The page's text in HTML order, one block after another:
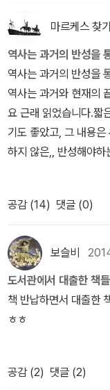
쪽1981년부터 한 교회
군이 너무 인간적으로
가 삭제되기도 했다.-
저히 자기 힘으로는 어
한 암흑 속에서 밤새도
사람노릇 못 하게 생긴
는 해결할 수 없다그래
라도 섭섭해하거나억
이 올 거라 믿고싸워주
금세 대답을 못했지요 -
나를 지금 이 순간의
음이, 전태일씨의 마음
다. 그가 바란 것은 큰
는 것이다. 일요일은 쉬
오늘 많은 사람들의 절규
눈물의 작은 새여뒤돌
걷다가사랑과 죽음이
눈보라 속으로 노래도
물 이제 곧 강물 되리
나는 눈물의 작은 새
서른 즈음에. 작사.작
처럼작기만한 내 기억
을 수 없네계절은 다
보낸 것도 아닌데내가
있는 사랑인줄 알았는
나매일 이별하며 살고
줄 알았는데비어가는
시 돌아오지만떠나간
가 떠나온 것도 아닌데
는데또 하루 멀어져 간
마르케스 찾기
역사는 과거의 반성을
역사는 과거의 반성을
역사는 과거와 현재의
요 근래 읽었습니다.짧
기도 좋았고, 그 내용
하지 않은,, 반성해야하는 내용들
지 않는 한국사와 세계
음악대신 책을 듣기에
분간 말없이 잔잔한 음
그렇게 만들어진 다큐
다큐를 보면서 아깝단
좋았습니다..앞으로의
혔으면 하는 바람을 가
의 반대 의견을 듣기
권합니다.불편한 진실
공감 (14) 댓글 (0)
보슬비
도서관에서 대출한 책들
책 반납하면서 대출한
ㅎㅎ
공감 (2) 댓글 (2)